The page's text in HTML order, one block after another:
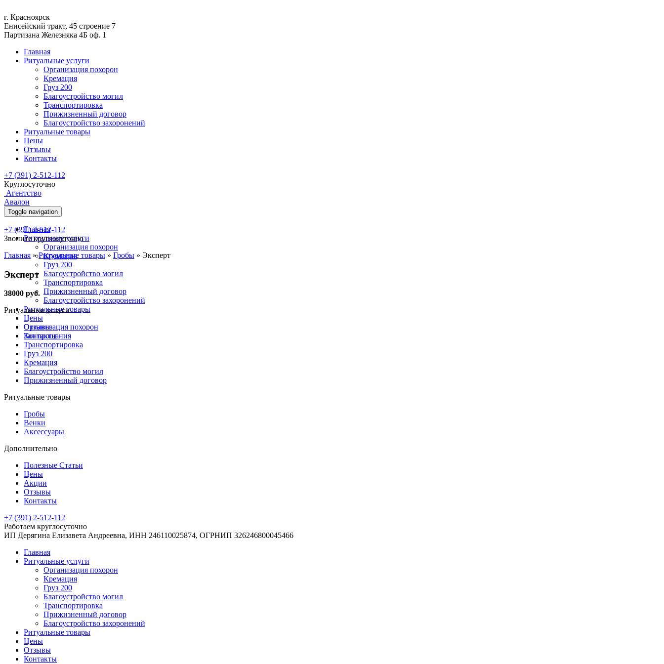
г. Красноярск
Енисейский тракт, 45 строение 7
Партизана Железняка 4Б оф. 1
Главная
Ритуальные услуги
Организация похорон
Кремация
Груз 200
Благоустройство могил
Транспортировка
Прижизненный договор
Благоустройство захоронений
Ритуальные товары
Цены
Отзывы
Контакты
+7 (391) 2-512-112
Круглосуточно
Агентство
Авалон
Toggle navigation
Главная
Ритуальные услуги
Организация похорон
Кремация
Груз 200
Благоустройство могил
Транспортировка
Прижизненный договор
Благоустройство захоронений
Ритуальные товары
Цены
Отзывы
Контакты
+7 (391) 2-512-112
Звоните круглосуточно
Главная »Ритуальные товары » Гробы » Эксперт
Эксперт
38000 руб.
Ритуальные услуги
Организация похорон
Зал прощания
Транспортировка
Груз 200
Кремация
Благоустройство могил
Прижизненный договор
Ритуальные товары
Гробы
Венки
Аксессуары
Дополнительно
Полезные Статьи
Цены
Акции
Отзывы
Контакты
+7 (391) 2-512-112
Работаем круглосуточно
ИП Дерягина Елизавета Андреевна, ИНН 246110025874, ОГРНИП 326246800045466
Главная
Ритуальные услуги
Организация похорон
Кремация
Груз 200
Благоустройство могил
Транспортировка
Прижизненный договор
Благоустройство захоронений
Ритуальные товары
Цены
Отзывы
Контакты